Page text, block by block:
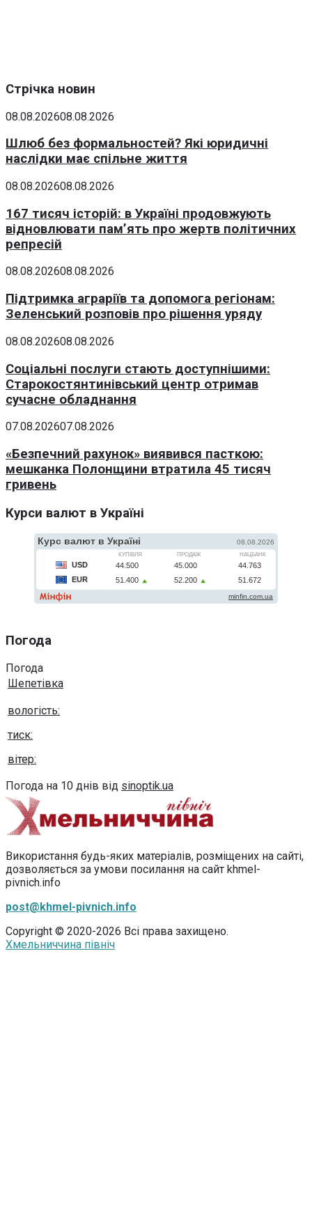
Стрічка новин
08.08.202608.08.2026
Шлюб без формальностей? Які юридичні
наслідки має спільне життя
08.08.202608.08.2026
167 тисяч історій: в Україні продовжують
відновлювати пам’ять про жертв політичних
репресій
08.08.202608.08.2026
Підтримка аграріїв та допомога регіонам:
Зеленський розповів про рішення уряду
08.08.202608.08.2026
Соціальні послуги стають доступнішими:
Старокостянтинівський центр отримав
сучасне обладнання
07.08.202607.08.2026
«Безпечний рахунок» виявився пасткою:
мешканка Полонщини втратила 45 тисяч
гривень
Курси валют в Україні
Погода
Погода
Шепетівка
вологість:
тиск:
вітер:
Погода на 10 днів від sinoptik.ua
Використання будь-яких матеріалів, розміщених на сайті,
дозволяється за умови посилання на сайт khmel-
pivnich.info
post@khmel-pivnich.info
Copyright © 2020-2026 Всі права захищено.
Хмельниччина північ